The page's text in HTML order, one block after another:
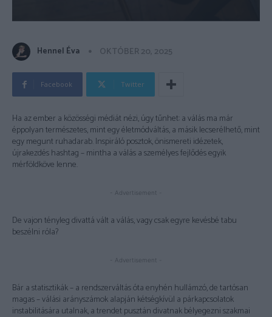
Hennel Éva OKTÓBER 20, 2025
Facebook Twitter
Ha az ember a közösségi médiát nézi, úgy tűnhet: a válás ma már
éppolyan természetes, mint egy életmódváltás, a másik lecserélhető, mint
egy megunt ruhadarab. Inspiráló posztok, önismereti idézetek,
újrakezdés hashtag – mintha a válás a személyes fejlődés egyik
mérföldköve lenne.
- Advertisement -
De vajon tényleg divattá vált a válás, vagy csak egyre kevésbé tabu
beszélni róla?
- Advertisement -
Bár a statisztikák – a rendszerváltás óta enyhén hullámzó, de tartósan
magas – válási arányszámok alapján kétségkívül a párkapcsolatok
instabilitására utalnak, a trendet pusztán divatnak bélyegezni szakmai